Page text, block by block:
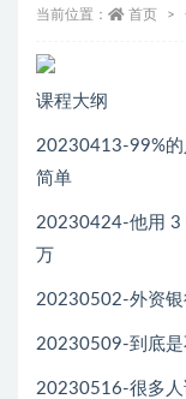
当前位置： 首页
课程大纲
20230413-99%的
简单
20230424-他用 3
万
20230502-外资银
20230509-到底是
20230516-很多人